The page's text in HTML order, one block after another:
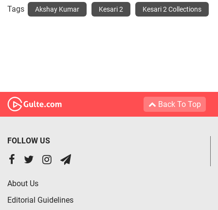
Tags Akshay Kumar Kesari 2 Kesari 2 Collections
Back To Top
FOLLOW US
About Us
Editorial Guidelines